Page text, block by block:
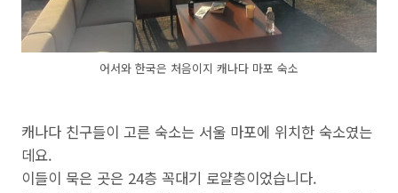
어서와 한국은 처음이지 캐나다 마포 숙소
캐나다 친구들이 고른 숙소는 서울 마포에 위치한 숙소였는
데요.
이들이 묵은 곳은 24층 꼭대기 로얄층이었습니다.